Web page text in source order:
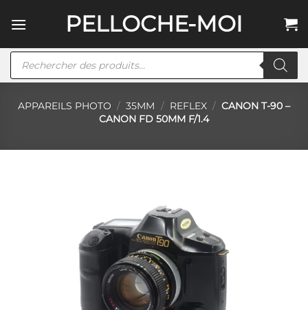
au
PELLOCHE-MOI
Recherche
APPAREILS PHOTO / 35MM / REFLEX / CANON T-90 –
CANON FD 50MM F/1.4